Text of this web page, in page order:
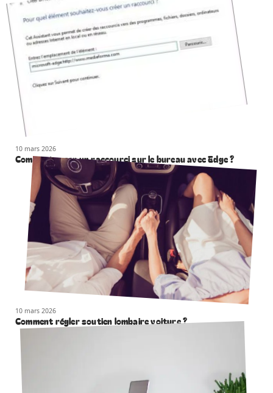
10 mars 2026
Comment creer un raccourci sur le bureau avec Edge ?
10 mars 2026
Comment régler soutien lombaire voiture ?